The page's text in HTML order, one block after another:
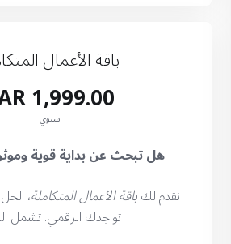
باقة الأعمال
1,999.00 SAR
سنوي
هل تبحث عن بداية قوية
نقدم لكباقة الأعمال المتكاملة،
تواجدك الرقمي. تشمل